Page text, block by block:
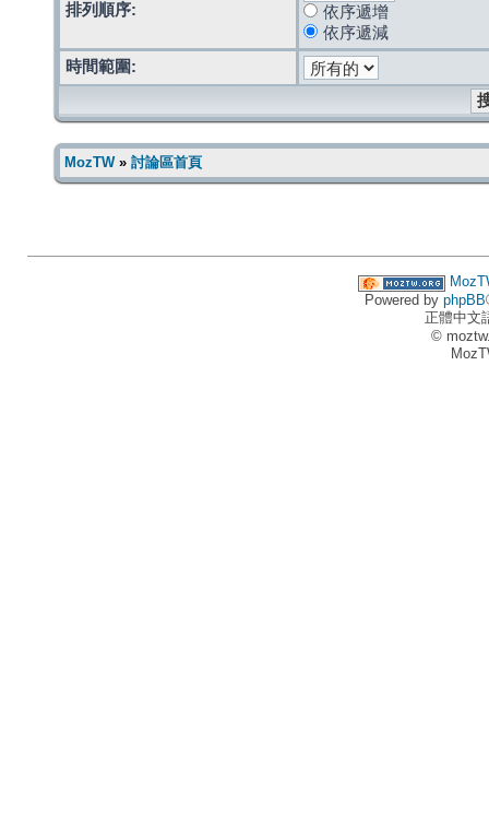
排列順序:
依序遞增
依序遞減
時間範圍:
MozTW» 討論區首頁
Powered by phpBB
正體中文
©